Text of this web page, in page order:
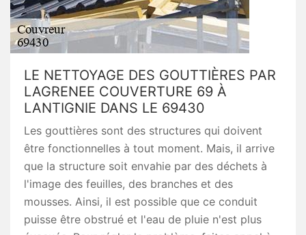
LE NETTOYAGE DES GOUTTIÈRES PAR
LAGRENEE COUVERTURE 69 À
LANTIGNIE DANS LE 69430
Les gouttières sont des structures qui doivent
être fonctionnelles à tout moment. Mais, il arrive
que la structure soit envahie par des déchets à
l'image des feuilles, des branches et des
mousses. Ainsi, il est possible que ce conduit
puisse être obstrué et l'eau de pluie n'est plus